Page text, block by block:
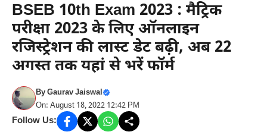
BSEB 10th Exam 2023 : मैट्रिक
परीक्षा 2023 के लिए ऑनलाइन
रजिस्ट्रेशन की लास्ट डेट बढ़ी, अब 22
अगस्त तक यहां से भरें फॉर्म
ByGaurav Jaiswal
On: August 18, 2022 12:42 PM
Follow Us: